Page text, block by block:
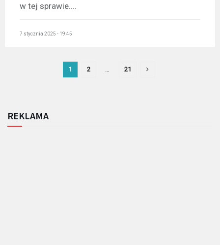
w tej sprawie....
7 stycznia 2025 - 19:45
1 2 … 21
REKLAMA